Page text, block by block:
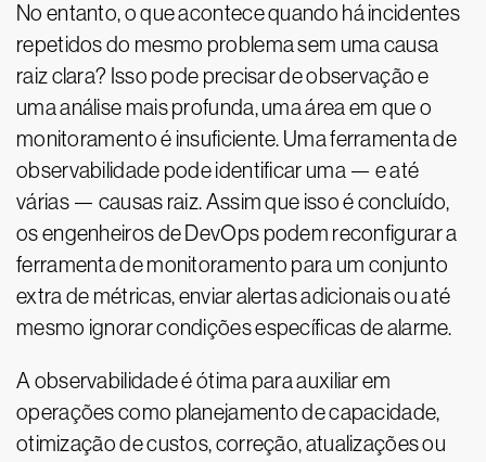
No entanto, o que acontece quando há incidentes
repetidos do mesmo problema sem uma causa
raiz clara? Isso pode precisar de observação e
uma análise mais profunda, uma área em que o
monitoramento é insuficiente. Uma ferramenta de
observabilidade pode identificar uma — e até
várias — causas raiz. Assim que isso é concluído,
os engenheiros de DevOps podem reconfigurar a
ferramenta de monitoramento para um conjunto
extra de métricas, enviar alertas adicionais ou até
mesmo ignorar condições específicas de alarme.
A observabilidade é ótima para auxiliar em
operações como planejamento de capacidade,
otimização de custos, correção, atualizações ou